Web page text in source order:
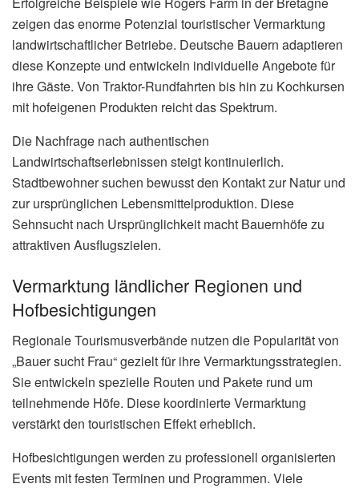
zeigen das enorme Potenzial touristischer Vermarktung
landwirtschaftlicher Betriebe. Deutsche Bauern adaptieren
diese Konzepte und entwickeln individuelle Angebote für
ihre Gäste. Von Traktor-Rundfahrten bis hin zu Kochkursen
mit hofeigenen Produkten reicht das Spektrum.
Die Nachfrage nach authentischen
Landwirtschaftserlebnissen steigt kontinuierlich.
Stadtbewohner suchen bewusst den Kontakt zur Natur und
zur ursprünglichen Lebensmittelproduktion. Diese
Sehnsucht nach Ursprünglichkeit macht Bauernhöfe zu
attraktiven Ausflugszielen.
Vermarktung ländlicher Regionen und
Hofbesichtigungen
Regionale Tourismusverbände nutzen die Popularität von
„Bauer sucht Frau“ gezielt für ihre Vermarktungsstrategien.
Sie entwickeln spezielle Routen und Pakete rund um
teilnehmende Höfe. Diese koordinierte Vermarktung
verstärkt den touristischen Effekt erheblich.
Hofbesichtigungen werden zu professionell organisierten
Events mit festen Terminen und Programmen. Viele